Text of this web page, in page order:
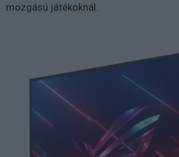
mozgású játékoknál.